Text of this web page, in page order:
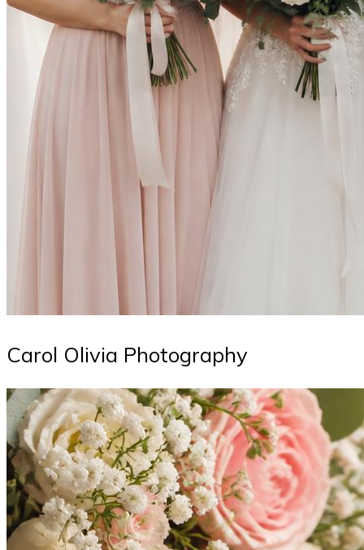
Carol Olivia Photography